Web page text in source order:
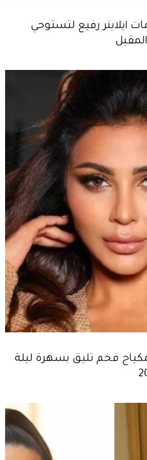
ايلاينر رفيع لتستوحي
فخم تليق بسهرة ليلة